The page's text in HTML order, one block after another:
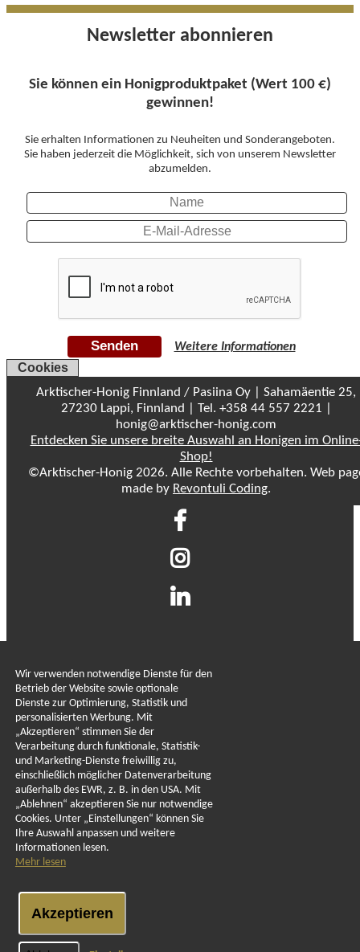
Newsletter abonnieren
Sie können ein Honigproduktpaket (Wert 100 €)
gewinnen!
Sie erhalten Informationen zu Neuheiten und Sonderangeboten.
Sie haben jederzeit die Möglichkeit, sich von unserem Newsletter
abzumelden.
Senden Weitere Informationen
Cookies
Arktischer-Honig Finnland / Pasiina Oy | Sahamäentie 25,
27230 Lappi, Finnland | Tel. +358 44 557 2221 |
honig@arktischer-honig.com
Entdecken Sie unsere breite Auswahl an Honigen im
Shop!
©Arktischer-Honig 2026. Alle Rechte vorbehalten. Web
made by Revontuli Coding.
KONTAKT
REGISTERERKLÄRUNG
Wir verwenden notwendige Dienste für den
Betrieb der Website sowie optionale
Dienste zur Optimierung, Statistik und
personalisierten Werbung. Mit
„Akzeptieren“ stimmen Sie der
Verarbeitung durch funktionale, Statistik-
und Marketing-Dienste freiwillig zu,
einschließlich möglicher Datenverarbeitung
außerhalb des EWR, z. B. in den USA. Mit
„Ablehnen“ akzeptieren Sie nur notwendige
Cookies. Unter „Einstellungen“ können Sie
Ihre Auswahl anpassen und weitere
Informationen lesen.
Mehr lesen
Akzeptieren